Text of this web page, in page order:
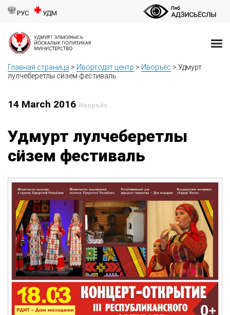
РУС УДМ
Главная страница > Ивортодэт центр > Иворъёс > Удмурт
лулчеберетлы сӥзем фестиваль
14 March 2016 Иворъёс
Удмурт лулчеберетлы
сӥзем фестиваль